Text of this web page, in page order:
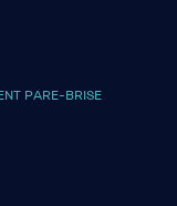
PARE-BRISE